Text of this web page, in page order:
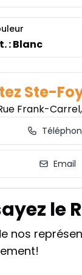
$ d'acompte •
: Blanc
Ste-
Frank-
Email
le
nos